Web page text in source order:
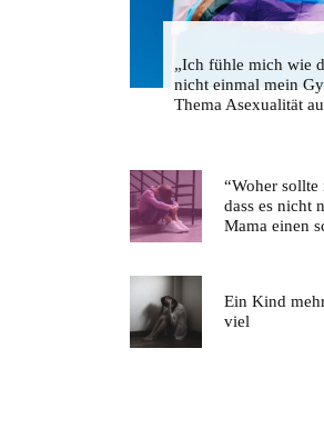
„Ich fühle mich wie
nicht einmal mein
Thema Asexualität
“Woher
dass es nicht
Mama einen
Ein Kind
viel